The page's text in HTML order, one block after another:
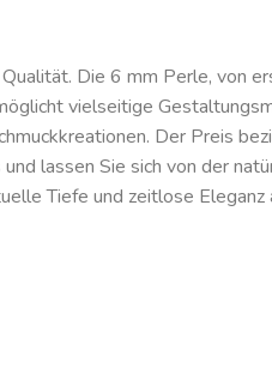
Die 6 mm Perle, von
vielseitige
Der Preis
lassen Sie sich von der
Tiefe und zeitlose Eleganz